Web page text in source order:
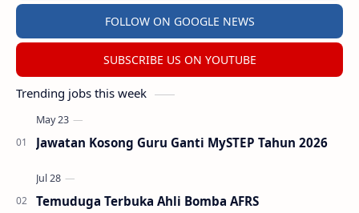
FOLLOW ON GOOGLE NEWS
SUBSCRIBE US ON YOUTUBE
Trending jobs this week
Jawatan Kosong Guru Ganti MySTEP Tahun 2026
Temuduga Terbuka Ahli Bomba AFRS